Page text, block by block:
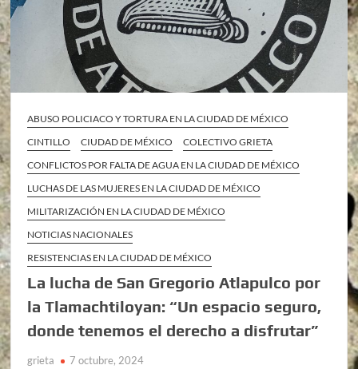
ABUSO POLICIACO Y TORTURA EN LA CIUDAD DE MÉXICO
CINTILLO
CIUDAD DE MÉXICO
COLECTIVO GRIETA
CONFLICTOS POR FALTA DE AGUA EN LA CIUDAD DE MÉXICO
LUCHAS DE LAS MUJERES EN LA CIUDAD DE MÉXICO
MILITARIZACIÓN EN LA CIUDAD DE MÉXICO
NOTICIAS NACIONALES
RESISTENCIAS EN LA CIUDAD DE MÉXICO
La lucha de San Gregorio Atlapulco por
la Tlamachtiloyan: “Un espacio seguro,
donde tenemos el derecho a disfrutar”
grieta 7 octubre, 2024